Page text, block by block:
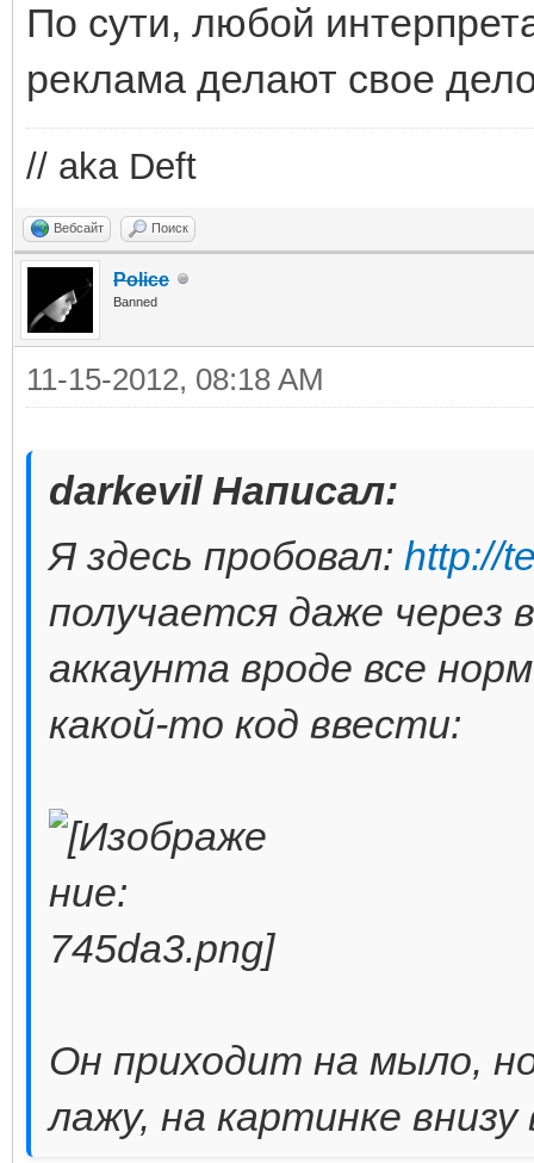
По сути, любой
реклама делают свое
// aka Deft
Вебсайт Поиск
Police
Banned
11-15-2012, 08:18 AM
darkevil Написал:
Я здесь пробовал: http://
получается даже через
аккаунта вроде все
какой-то код ввести:
Он приходит на мыло,
лажу, на картинке внизу